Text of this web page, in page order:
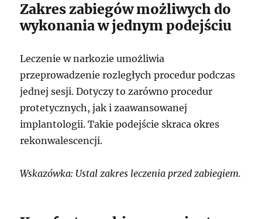
Zakres zabiegów możliwych do
wykonania w jednym podejściu
Leczenie w narkozie umożliwia
przeprowadzenie rozległych procedur podczas
jednej sesji. Dotyczy to zarówno procedur
protetycznych, jak i zaawansowanej
implantologii. Takie podejście skraca okres
rekonwalescencji.
Wskazówka: Ustal zakres leczenia przed zabiegiem.